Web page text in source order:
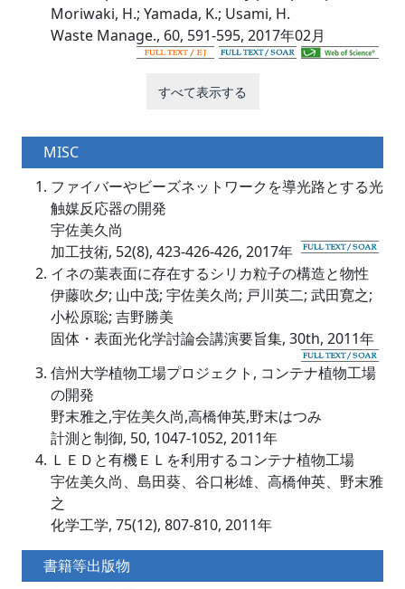
Moriwaki, H.; Yamada, K.; Usami, H.
Waste Manage., 60, 591-595, 2017年02月
すべて表示する
MISC
ファイバーやビーズネットワークを導光路とする光
触媒反応器の開発
宇佐美久尚
加工技術, 52(8), 423-426-426, 2017年
イネの葉表面に存在するシリカ粒子の構造と物性
伊藤吹夕; 山中茂; 宇佐美久尚; 戸川英二; 武田寛之;
小松原聡; 吉野勝美
固体・表面光化学討論会講演要旨集, 30th, 2011年
信州大学植物工場プロジェクト, コンテナ植物工場
の開発
野末雅之,宇佐美久尚,高橋伸英,野末はつみ
計測と制御, 50, 1047-1052, 2011年
ＬＥＤと有機ＥＬを利用するコンテナ植物工場
宇佐美久尚、島田葵、谷口彬雄、高橋伸英、野末雅
之
化学工学, 75(12), 807-810, 2011年
書籍等出版物